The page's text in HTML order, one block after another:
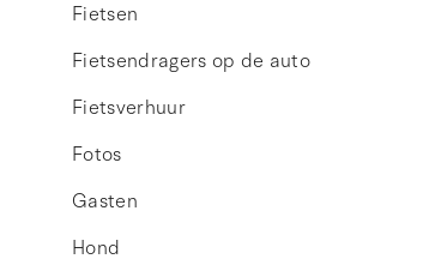
Fietsen
Fietsendragers op de auto
Fietsverhuur
Fotos
Gasten
Hond